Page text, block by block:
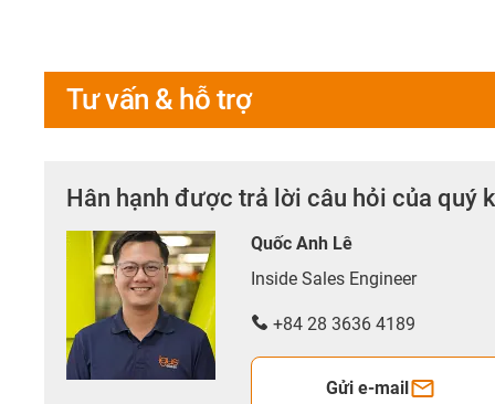
Tư vấn & hỗ trợ
Hân hạnh được trả lời câu hỏi của quý
Quốc Anh Lê
Inside Sales Engineer
+84 28 3636 4189
Gửi e-mail